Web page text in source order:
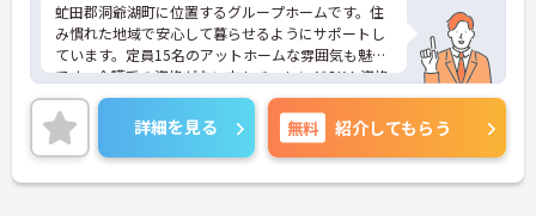
虻田郡洞爺湖町に位置するグループホームです。住
み慣れた地域で安心して暮らせるようにサポートし
ています。定員15名のアットホームな雰囲気も魅力
です。介護系の資格がない方もチャレンジOK！資格
取得補助制度もあります♪日勤のみのご勤務ですの
で、生活リズムを整えやすく無理なくご勤務いただ
けます。ご興味のある方には、面接対策ポイントな
ど、さらに詳細をお話しいたしますのでお気軽にご
相談ください！
詳細を見る 無料 紹介してもらう